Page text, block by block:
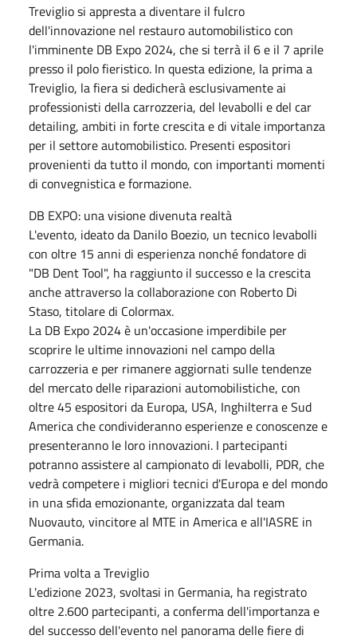
Treviglio si appresta a diventare il fulcro
dell'innovazione nel restauro automobilistico con
l'imminente DB Expo 2024, che si terrà il 6 e il 7 aprile
presso il polo fieristico. In questa edizione, la prima a
Treviglio, la fiera si dedicherà esclusivamente ai
professionisti della carrozzeria, del levabolli e del car
detailing, ambiti in forte crescita e di vitale importanza
per il settore automobilistico. Presenti espositori
provenienti da tutto il mondo, con importanti momenti
di convegnistica e formazione.
DB EXPO: una visione divenuta realtà
L'evento, ideato da Danilo Boezio, un tecnico levabolli
con oltre 15 anni di esperienza nonché fondatore di
"DB Dent Tool", ha raggiunto il successo e la crescita
anche attraverso la collaborazione con Roberto Di
Staso, titolare di Colormax.
La DB Expo 2024 è un'occasione imperdibile per
scoprire le ultime innovazioni nel campo della
carrozzeria e per rimanere aggiornati sulle tendenze
del mercato delle riparazioni automobilistiche, con
oltre 45 espositori da Europa, USA, Inghilterra e Sud
America che condivideranno esperienze e conoscenze e
presenteranno le loro innovazioni. I partecipanti
potranno assistere al campionato di levabolli, PDR, che
vedrà competere i migliori tecnici d'Europa e del mondo
in una sfida emozionante, organizzata dal team
Nuovauto, vincitore al MTE in America e all'IASRE in
Germania.
Prima volta a Treviglio
L'edizione 2023, svoltasi in Germania, ha registrato
oltre 2.600 partecipanti, a conferma dell'importanza e
del successo dell'evento nel panorama delle fiere di